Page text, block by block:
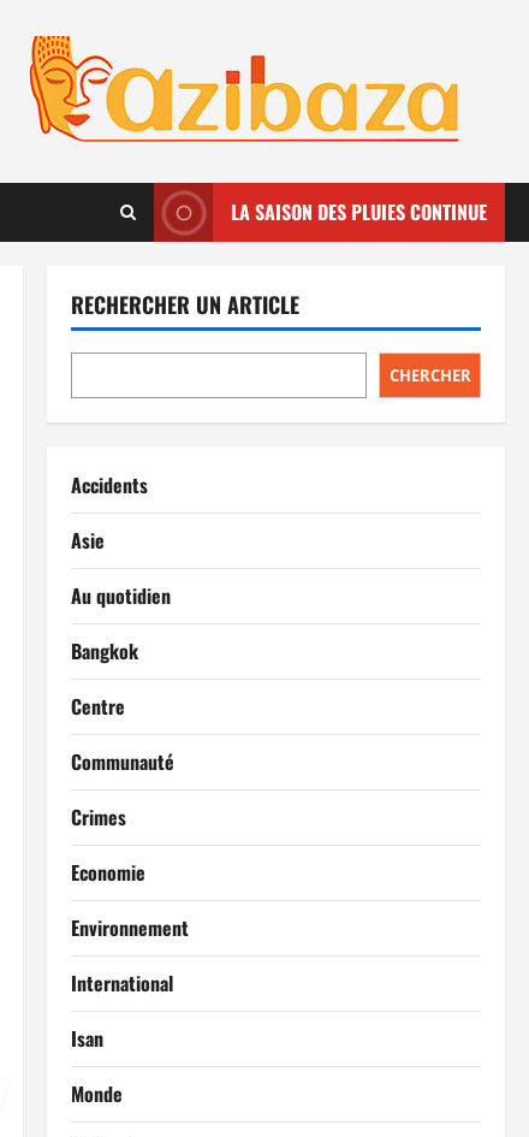
LA SAISON DES PLUIES CONTINUE
RECHERCHER UN ARTICLE
CHERCHER
Accidents
Asie
Au quotidien
Bangkok
Centre
Communauté
Crimes
Economie
Environnement
International
Isan
Monde